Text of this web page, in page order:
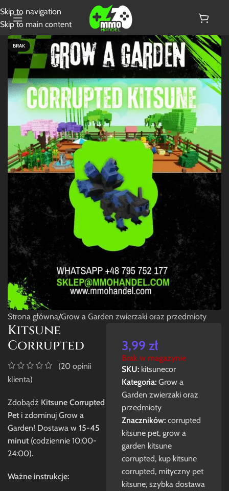
Skip to navigation
Skip to main content
BRAK
Strona główna/Grow a Garden zwierzaki oraz przedmioty
Kitsune
Corrupted
(20 opinii
klienta)
Zdobądź Kitsune Corrupted
Pet i zdominuj Grow a
Garden! Dostawa w 15-45
minut (codziennie 10:00-
24:00).
Ważne instrukcje:
3,99 zł
Brak w magazynie
SKU: kitsunecor
Kategoria: Grow a
Garden zwierzaki oraz
przedmioty
Znaczników: corrupted
kitsune pet, grow a
garden kitsune
corrupted, kup kitsune
corrupted, mityczny pet
kitsune, szybka dostawa